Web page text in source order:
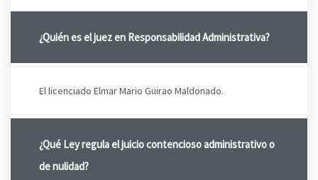
¿Quién es el juez en Responsabilidad Administrativa?
El licenciado Elmar Mario Guirao Maldonado.
¿Qué Ley regula el juicio contencioso administrativo o
de nulidad?